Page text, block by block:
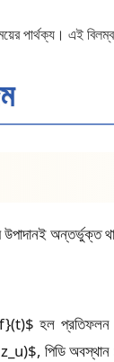
পার্থক্য। এই
অন্তর্ভুক্ত
হল প্রতিফলন
পিডি